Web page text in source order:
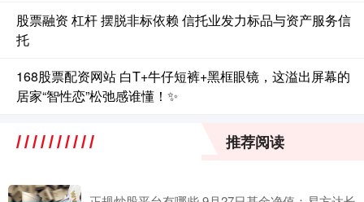
股票融资 杠杆 摆脱非标依赖 信托业发力标品与资产服务信
托
168股票配资网站 白T+牛仔短裤+黑框眼镜，这溢出屏幕的
居家“智性恋”松弛感谁懂！✨
推荐阅读